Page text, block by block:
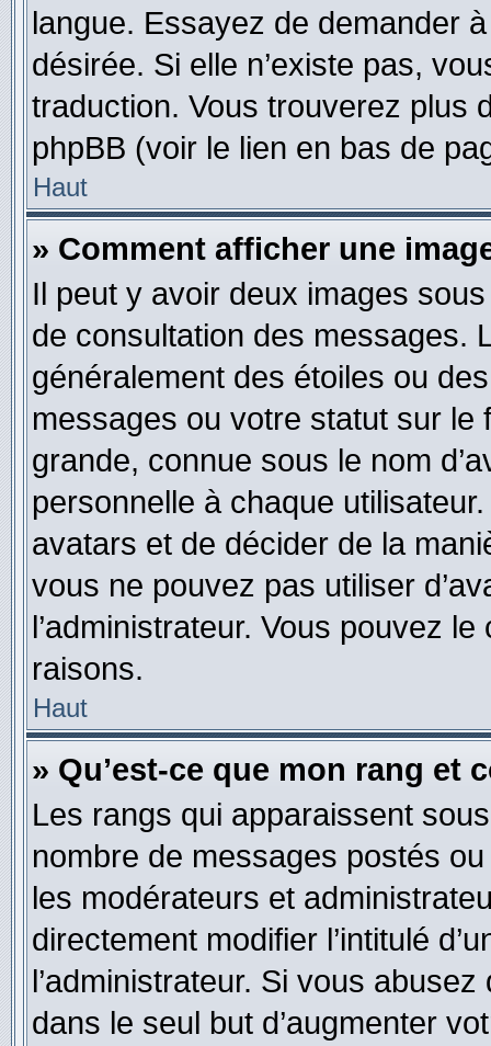
langue. Essayez de demander
désirée. Si elle n’existe pas,
traduction. Vous trouverez plus
phpBB (voir le lien en bas de
Haut
» Comment afficher une
Il peut y avoir deux images
de consultation des messages.
généralement des étoiles ou
messages ou votre statut sur
grande, connue sous le nom
personnelle à chaque utilisateur.
avatars et de décider de la
vous ne pouvez pas utiliser
l’administrateur. Vous pouvez
raisons.
Haut
» Qu’est-ce que mon rang et
Les rangs qui apparaissent
nombre de messages postés
les modérateurs et
directement modifier l’intitulé
l’administrateur. Si vous
dans le seul but d’augmenter